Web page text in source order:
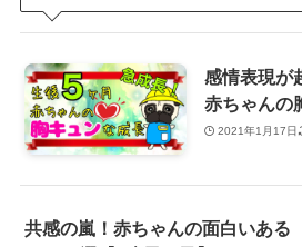
感情表現が
赤ちゃんの
2021年1月17日
共感の嵐！赤ちゃんの面白いある